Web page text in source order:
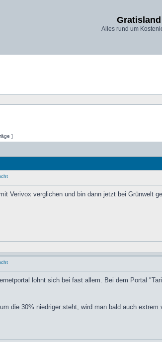
Alles rund um
]
Verivox verglichen und bin dann jetzt bei Grünwelt
lohnt sich bei fast allem. Bei dem Portal
die 30% niedriger steht, wird man bald auch extrem